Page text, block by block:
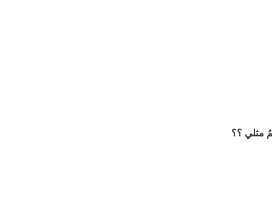
مثلي ؟؟